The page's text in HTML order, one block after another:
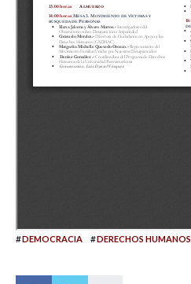
#DEMOCRACIA #DERECHOS HUMANOS